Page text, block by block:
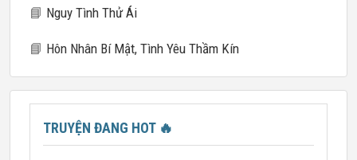
📘 Nguy Tình Thử Ái
📘 Hôn Nhân Bí Mật, Tình Yêu Thầm Kín
TRUYỆN ĐANG HOT 🔥